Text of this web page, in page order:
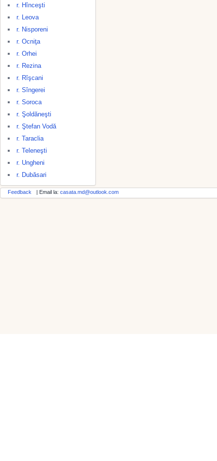
r. Hînceşti
r. Leova
r. Nisporeni
r. Ocniţa
r. Orhei
r. Rezina
r. Rîşcani
r. Sîngerei
r. Soroca
r. Şoldăneşti
r. Ştefan Vodă
r. Taraclia
r. Teleneşti
r. Ungheni
r. Dubăsari
Feedback | Email la: casata.md@outlook.com